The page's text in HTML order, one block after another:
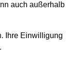
auch außerhalb
Ihre Einwilligung